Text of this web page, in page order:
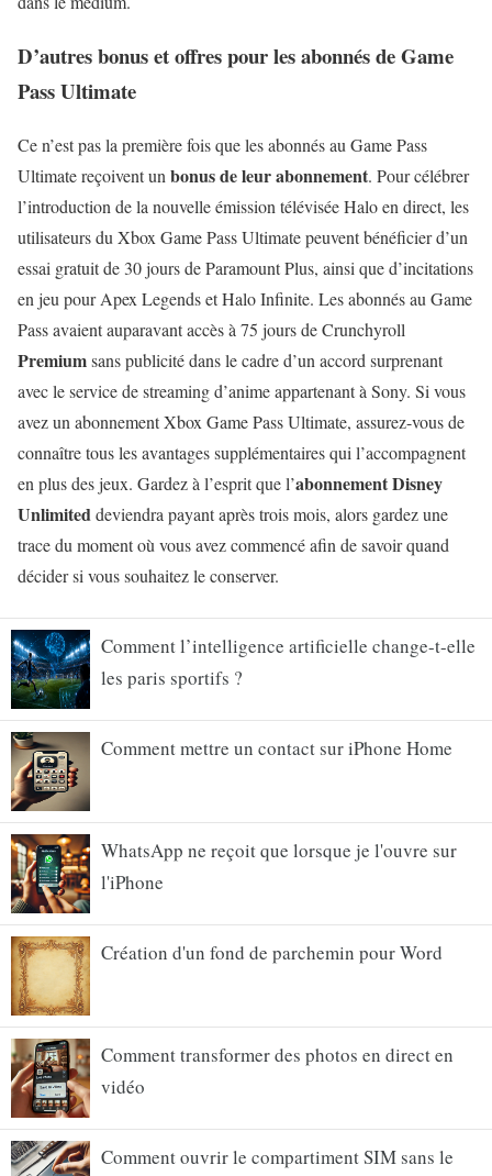
D’autres bonus et offres pour les abonnés de Game
Pass Ultimate
Ce n’est pas la première fois que les abonnés au Game Pass
Ultimate reçoivent un bonus de leur abonnement. Pour célébrer
l’introduction de la nouvelle émission télévisée Halo en direct, les
utilisateurs du Xbox Game Pass Ultimate peuvent bénéficier d’un
essai gratuit de 30 jours de Paramount Plus, ainsi que d’incitations
en jeu pour Apex Legends et Halo Infinite. Les abonnés au Game
Pass avaient auparavant accès à 75 jours de Crunchyroll
Premiumsans publicité dans le cadre d’un accord surprenant
avec le service de streaming d’anime appartenant à Sony. Si vous
avez un abonnement Xbox Game Pass Ultimate, assurez-vous de
connaître tous les avantages supplémentaires qui l’accompagnent
en plus des jeux. Gardez à l’esprit que l’abonnement Disney
Unlimited deviendra payant après trois mois, alors gardez une
trace du moment où vous avez commencé afin de savoir quand
décider si vous souhaitez le conserver.
Comment l’intelligence artificielle change-t-elle
les paris sportifs ?
Comment mettre un contact sur iPhone Home
WhatsApp ne reçoit que lorsque je l'ouvre sur
l'iPhone
Création d'un fond de parchemin pour Word
Comment transformer des photos en direct en
vidéo
Comment ouvrir le compartiment SIM sans le